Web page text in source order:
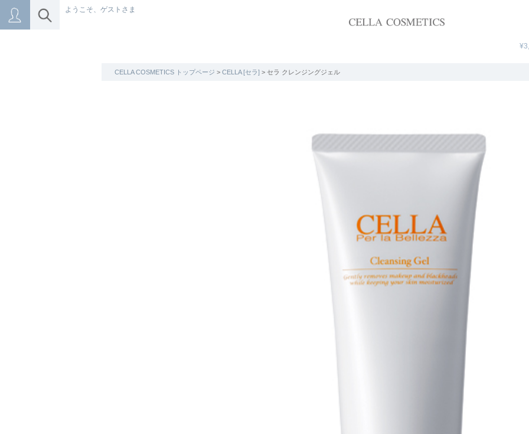
ようこそ、ゲストさま
CELLA COSMETICS トップページ >CELLA [セラ] > セラ クレンジングジェル